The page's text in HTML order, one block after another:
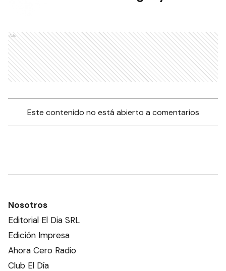
Ads
Este contenido no está abierto a comentarios
Nosotros
Editorial El Dia SRL
Edición Impresa
Ahora Cero Radio
Club El Día